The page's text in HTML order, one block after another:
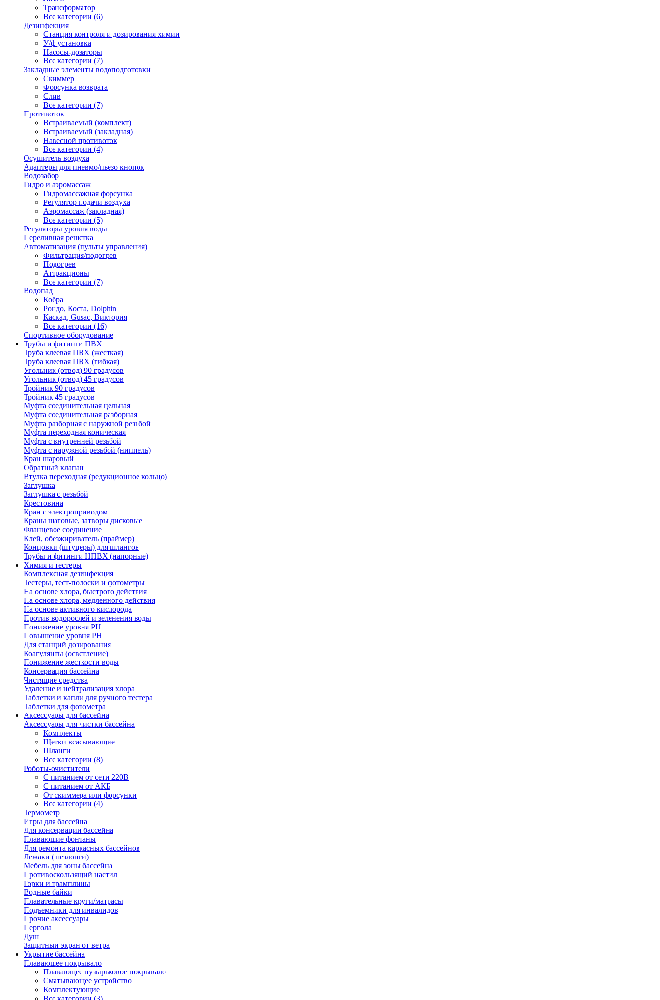
Трансформатор
Все категории (6)
Дезинфекция
Станция контроля и дозирования химии
У/ф установка
Насосы-дозаторы
Все категории (7)
Закладные элементы водоподготовки
Скиммер
Форсунка возврата
Слив
Все категории (7)
Противоток
Встраиваемый (комплект)
Встраиваемый (закладная)
Навесной противоток
Все категории (4)
Осушитель воздуха
Адаптеры для пневмо/пьезо кнопок
Водозабор
Гидро и аэромассаж
Гидромассажная форсунка
Регулятор подачи воздуха
Аэромассаж (закладная)
Все категории (5)
Регуляторы уровня воды
Переливная решетка
Автоматизация (пульты управления)
Фильтрация/подогрев
Подогрев
Аттракционы
Все категории (7)
Водопад
Кобра
Рондо, Коста, Dolphin
Каскад, Gusac, Виктория
Все категории (16)
Спортивное оборудование
Трубы и фитинги ПВХ
Труба клеевая ПВХ (жесткая)
Труба клеевая ПВХ (гибкая)
Угольник (отвод) 90 градусов
Угольник (отвод) 45 градусов
Тройник 90 градусов
Тройник 45 градусов
Муфта соединительная цельная
Муфта соединительная разборная
Муфта разборная с наружной резьбой
Муфта переходная коническая
Муфта с внутренней резьбой
Муфта с наружной резьбой (ниппель)
Кран шаровый
Обратный клапан
Втулка переходная (редукционное кольцо)
Заглушка
Заглушка с резьбой
Крестовина
Кран с электроприводом
Краны шаговые, затворы дисковые
Фланцевое соединение
Клей, обезжириватель (праймер)
Концовки (штуцеры) для шлангов
Трубы и фитинги НПВХ (напорные)
Химия и тестеры
Комплексная дезинфекция
Тестеры, тест-полоски и фотометры
На основе хлора, быстрого действия
На основе хлора, медленного действия
На основе активного кислорода
Против водорослей и зеленения воды
Понижение уровня РН
Повышение уровня РН
Для станций дозирования
Коагулянты (осветление)
Понижение жесткости воды
Консервация бассейна
Чистящие средства
Удаление и нейтрализация хлора
Таблетки и капли для ручного тестера
Таблетки для фотометра
Аксессуары для бассейна
Аксессуары для чистки бассейна
Комплекты
Щетки всасывающие
Шланги
Все категории (8)
Роботы-очистители
С питанием от сети 220В
С питанием от АКБ
От скиммера или форсунки
Все категории (4)
Термометр
Игры для бассейна
Для консервации бассейна
Плавающие фонтаны
Для ремонта каркасных бассейнов
Лежаки (шезлонги)
Мебель для зоны бассейна
Противоскользящий настил
Горки и трамплины
Водные байки
Плавательные круги/матрасы
Подъемники для инвалидов
Прочие аксессуары
Пергола
Душ
Защитный экран от ветра
Укрытие бассейна
Плавающее покрывало
Плавающее пузырьковое покрывало
Сматывающее устройство
Комплектующие
Все категории (3)